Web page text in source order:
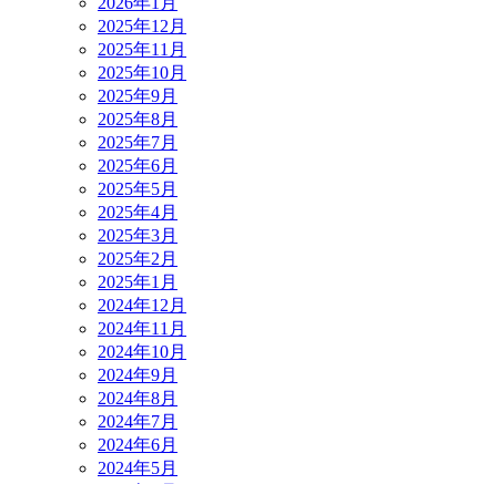
2025年12月
2025年11月
2025年10月
2025年9月
2025年8月
2025年7月
2025年6月
2025年5月
2025年4月
2025年3月
2025年2月
2025年1月
2024年12月
2024年11月
2024年10月
2024年9月
2024年8月
2024年7月
2024年6月
2024年5月